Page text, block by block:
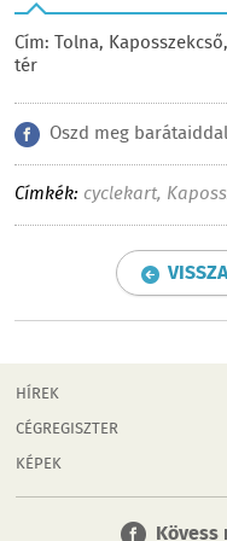
Cím: Tolna,
tér
Oszd meg barátaiddal
Címkék: cyclekart,
HÍREK
CÉGREGISZTER
KÉPEK